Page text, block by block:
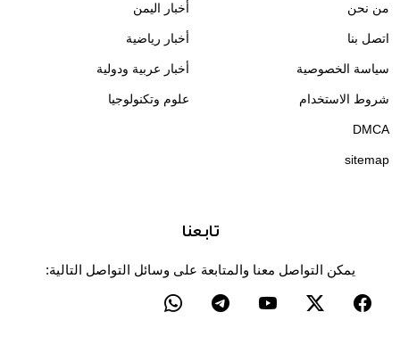
من نحن
اتصل بنا
سياسة الخصوصية
شروط الاستخدام
DMCA
sitemap
أخبار اليمن
أخبار رياضية
أخبار عربية ودولية
علوم وتكنولوجيا
تابعنا
يمكن التواصل معنا والمتابعة على وسائل التواصل التالية: